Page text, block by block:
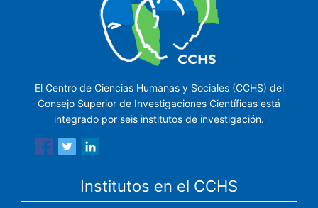
El Centro de Ciencias Humanas y Sociales (CCHS) del
Consejo Superior de Investigaciones Científicas está
integrado por seis institutos de investigación.
Institutos en el CCHS